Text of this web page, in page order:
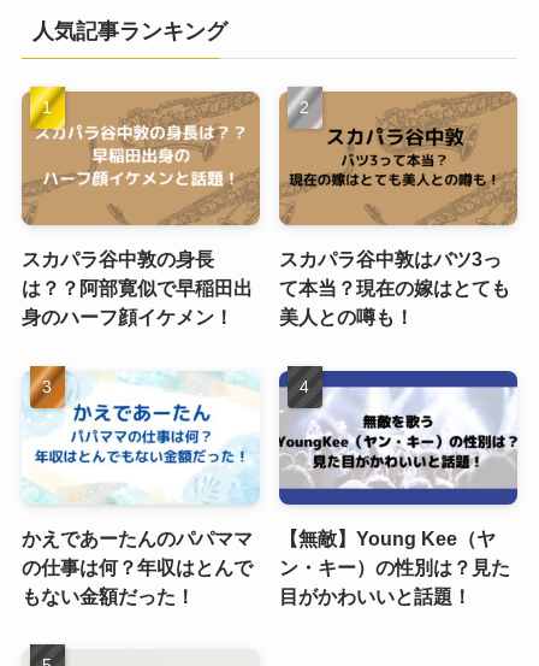
人気記事ランキング
スカパラ谷中敦の身長
は？？阿部寛似で早稲田出
身のハーフ顔イケメン！
スカパラ谷中敦はバツ3っ
て本当？現在の嫁はとても
美人との噂も！
かえであーたんのパパママ
の仕事は何？年収はとんで
もない金額だった！
【無敵】Young Kee（ヤ
ン・キー）の性別は？見た
目がかわいいと話題！